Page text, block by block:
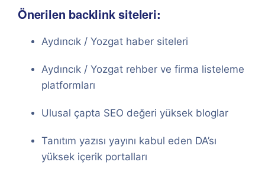
Önerilen backlink siteleri:
Aydıncık / Yozgat haber siteleri
Aydıncık / Yozgat rehber ve firma listeleme
platformları
Ulusal çapta SEO değeri yüksek bloglar
Tanıtım yazısı yayını kabul eden DA’sı
yüksek içerik portalları